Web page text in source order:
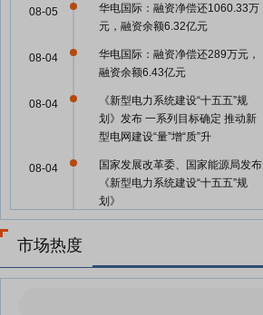
华电国际：融资净偿还1060.33万
元，融资余额6.32亿元
08-05
华电国际：融资净偿还289万元，
融资余额6.43亿元
08-04
《新型电力系统建设“十五五”规
划》发布 一系列目标确定 推动新
型电网建设“量”增“质”升
08-04
国家发展改革委、国家能源局发布
《新型电力系统建设“十五五”规
划》
08-04
新华解码丨新型电力系统建设迎来
08-03
市场热度